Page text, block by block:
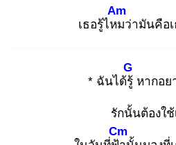
เธอรู้ไหม
Am
ว่ามันคือ
* ฉันได้รู้
G
หากอย
รักนั้นต้องใช้
Cm